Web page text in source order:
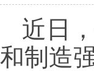
近日
和制造